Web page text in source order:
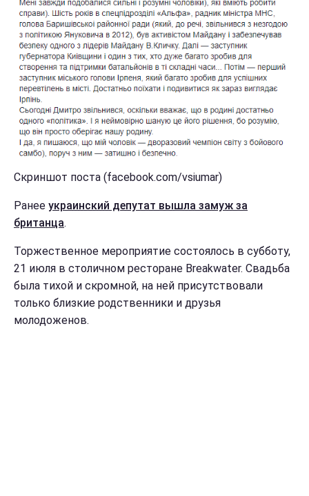
Скриншот поста (facebook.com/vsiumar)
Ранее украинский депутат вышла замуж за
британца.
Торжественное мероприятие состоялось в субботу,
21 июля в столичном ресторане Breakwater. Свадьба
была тихой и скромной, на ней присутствовали
только близкие родственники и друзья
молодоженов.